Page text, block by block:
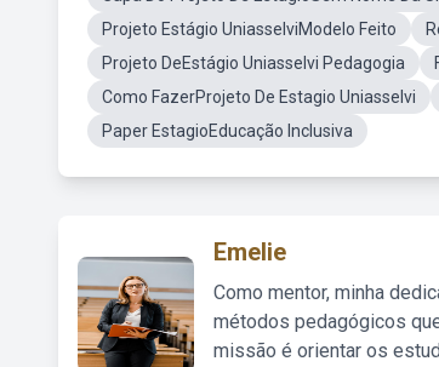
Projeto Estágio UniasselviModelo Feito
Projeto DeEstágio Uniasselvi Pedagogia
Como FazerProjeto De Estagio Uniasselvi
Paper EstagioEducação Inclusiva
Emelie
Como mentor, minha
métodos pedagógicos
missão é orientar os